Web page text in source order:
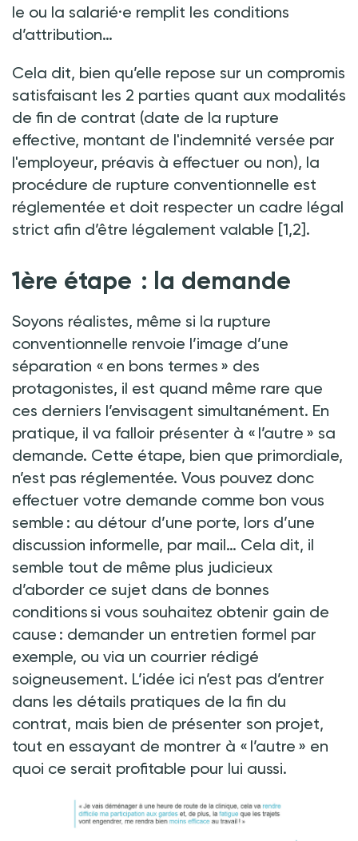
le ou la salarié·e remplit les conditions
d’attribution…
Cela dit, bien qu’elle repose sur un compromis
satisfaisant les 2 parties quant aux modalités
de fin de contrat (date de la rupture
effective, montant de l'indemnité versée par
l'employeur, préavis à effectuer ou non), la
procédure de rupture conventionnelle est
réglementée et doit respecter un cadre légal
strict afin d’être légalement valable [1,2].
1ère étape : la demande
Soyons réalistes, même si la rupture
conventionnelle renvoie l’image d’une
séparation « en bons termes » des
protagonistes, il est quand même rare que
ces derniers l’envisagent simultanément. En
pratique, il va falloir présenter à « l’autre » sa
demande. Cette étape, bien que primordiale,
n’est pas réglementée. Vous pouvez donc
effectuer votre demande comme bon vous
semble : au détour d’une porte, lors d’une
discussion informelle, par mail… Cela dit, il
semble tout de même plus judicieux
d’aborder ce sujet dans de bonnes
conditions si vous souhaitez obtenir gain de
cause : demander un entretien formel par
exemple, ou via un courrier rédigé
soigneusement. L’idée ici n’est pas d’entrer
dans les détails pratiques de la fin du
contrat, mais bien de présenter son projet,
tout en essayant de montrer à « l’autre » en
quoi ce serait profitable pour lui aussi.